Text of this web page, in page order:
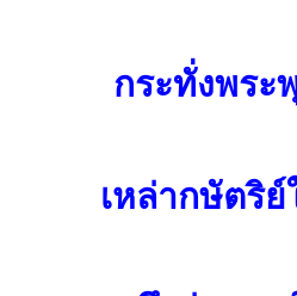
กระทั่งพระ
เหล่ากษัตริ